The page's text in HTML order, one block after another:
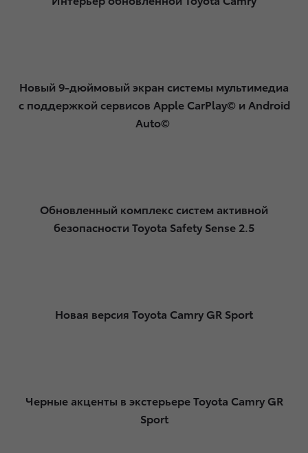
Новый 9-дюймовый экран системы мультимедиа
с поддержкой сервисов Apple CarPlay© и Android
Auto©
Обновленный комплекс систем активной
безопасности Toyota Safety Sense 2.5
Новая версия Toyota Camry GR Sport
Черные акценты в экстерьере Toyota Camry GR
Sport